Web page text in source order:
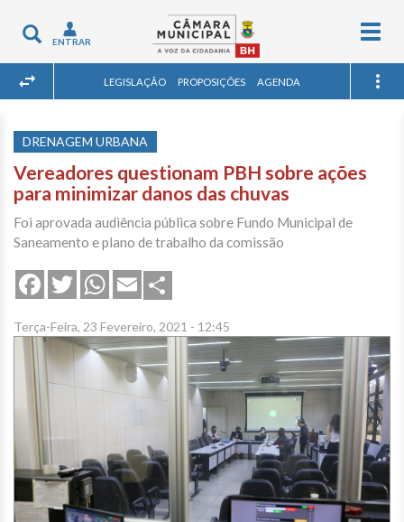
Toggle
navigation
ENTRAR
LEGISLAÇÃO PROPOSIÇÕES AGENDA
DRENAGEM URBANA
Vereadores questionam PBH sobre ações
para minimizar danos das chuvas
Foi aprovada audiência pública sobre Fundo Municipal de
Saneamento e plano de trabalho da comissão
FacebookTwitterWhatsApp
Email
Terça-Feira, 23 Fevereiro, 2021 - 12:45